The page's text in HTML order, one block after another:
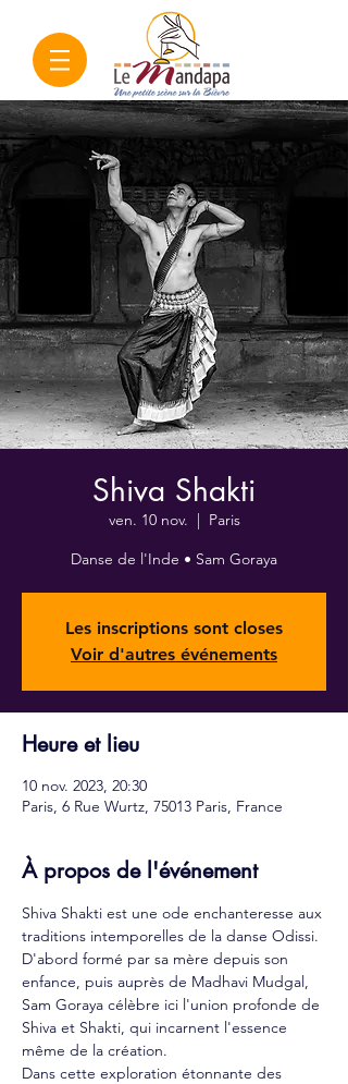
Shiva Shakti
ven. 10 nov.
  |
Paris
Danse de l'Inde • Sam Goraya
Les inscriptions sont closes
Voir d'autres événements
Heure et lieu
10 nov. 2023, 20:30
Paris, 6 Rue Wurtz, 75013 Paris, France
À propos de l'événement
Shiva Shakti est une ode enchanteresse aux
traditions intemporelles de la danse Odissi.
D'abord formé par sa mère depuis son
enfance, puis auprès de Madhavi Mudgal,
Sam Goraya célèbre ici l'union profonde de
Shiva et Shakti, qui incarnent l'essence
même de la création.
Dans cette exploration étonnante des